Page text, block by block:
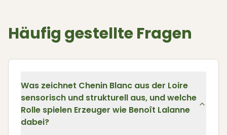
Häufig gestellte Fragen
Was zeichnet Chenin Blanc aus der Loire
sensorisch und strukturell aus, und welche
Rolle spielen Erzeuger wie Benoît Lalanne
dabei?